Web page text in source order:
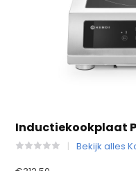
Inductiekookplaat
Bekijk alles